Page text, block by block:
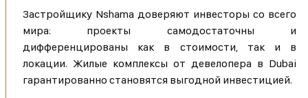
Застройщику Nshama доверяют инвесторы со всего
мира: проекты самодостаточны и
дифференцированы как в стоимости, так и в
локации. Жилые комплексы от девелопера в Dubai
гарантированно становятся выгодной инвестицией.